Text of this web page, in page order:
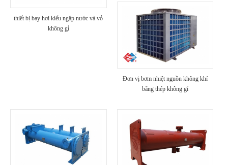
thiết bị bay hơi kiểu ngập nước và vỏ
không gỉ
Đơn vị bơm nhiệt nguồn không khí
bằng thép không gỉ